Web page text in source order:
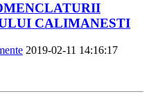
CALIMANESTI
2019-02-11 14:16:17